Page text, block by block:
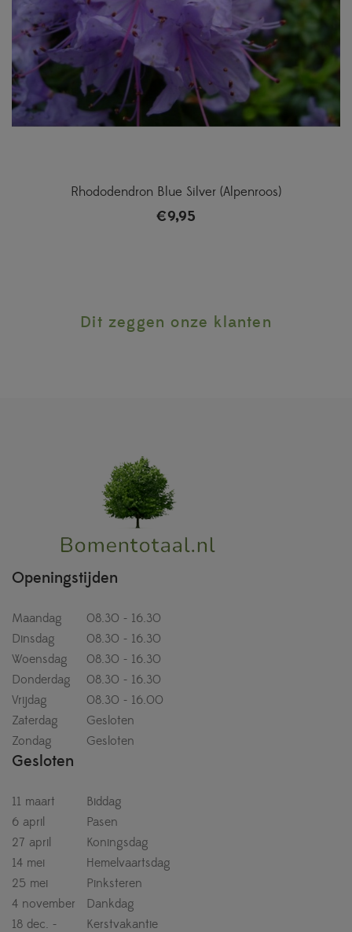
Rhododendron Blue Silver (Alpenroos)
€9,95
Dit zeggen onze klanten
Openingstijden
Maandag
08.30 - 16.30
Dinsdag
08.30 - 16.30
Woensdag
08.30 - 16.30
Donderdag
08.30 - 16.30
Vrijdag
08.30 - 16.00
Zaterdag
Gesloten
Zondag
Gesloten
Gesloten
11 maart
Biddag
6 april
Pasen
27 april
Koningsdag
14 mei
Hemelvaartsdag
25 mei
Pinksteren
4 november
Dankdag
18 dec. -
Kerstvakantie